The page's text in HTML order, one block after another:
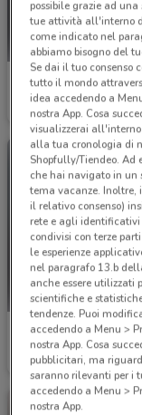
Emu
Scade il 31/12
Barazza
Scade il 31/12
possibile grazie ad
tue attività all'interno
come indicato nel
abbiamo bisogno del
Se dai il tuo consenso
tutto il mondo
idea accedendo a
nostra App. Cosa
visualizzerai
alla tua cronologia di
Shopfully/Tiendeo. Ad
che hai navigato in un
tema vacanze. Inoltre,
il relativo consenso)
rete e agli identificativi
condivisi con terze
le esperienze
nel paragrafo 13.b
anche essere utilizzati
scientifiche e
tendenze. Puoi
accedendo a Menu >
nostra App. Cosa
pubblicitari, ma
saranno rilevanti per i
accedendo a Menu >
nostra App.